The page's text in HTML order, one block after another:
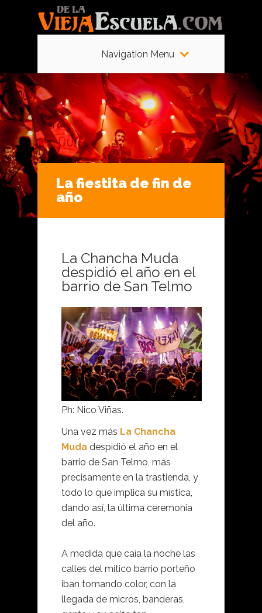
Navigation Menu
La fiestita de fin de
año
La Chancha Muda
despidió el año en el
barrio de San Telmo
Ph: Nico Viñas.
Una vez más La Chancha
Muda despidió el año en el
barrio de San Telmo, más
precisamente en la trastienda, y
todo lo que implica su mística,
dando así, la última ceremonia
del año.
A medida que caía la noche las
calles del mítico barrio porteño
iban tomando color, con la
llegada de micros, banderas,